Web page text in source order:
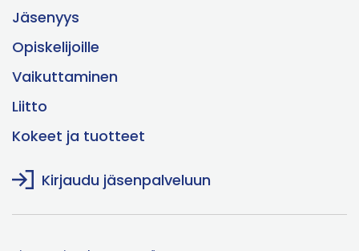
Jäsenyys
Opiskelijoille
Vaikuttaminen
Liitto
Kokeet ja tuotteet
Kirjaudu jäsenpalveluun